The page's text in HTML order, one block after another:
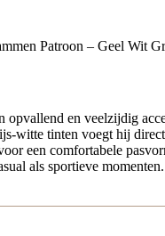
Patroon – Geel Wit
opvallend en veelzijdig
witte tinten voegt hij
een comfortabele
als sportieve momenten.